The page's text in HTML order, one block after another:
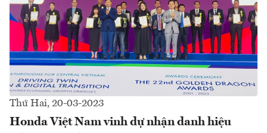
Thứ Hai, 20-03-2023
Honda Việt Nam vinh dự nhận danh hiệu